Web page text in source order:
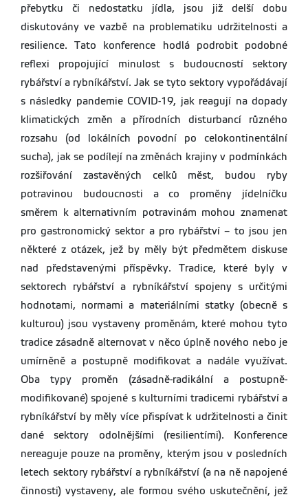
přebytku či nedostatku jídla, jsou již delší dobu
diskutovány ve vazbě na problematiku udržitelnosti a
resilience. Tato konference hodlá podrobit podobné
reflexi propojující minulost s budoucností sektory
rybářství a rybníkářství. Jak se tyto sektory vypořádávají
s následky pandemie COVID-19, jak reagují na dopady
klimatických změn a přírodních disturbancí různého
rozsahu (od lokálních povodní po celokontinentální
sucha), jak se podílejí na změnách krajiny v podmínkách
rozšiřování zastavěných celků měst, budou ryby
potravinou budoucnosti a co proměny jídelníčku
směrem k alternativním potravinám mohou znamenat
pro gastronomický sektor a pro rybářství – to jsou jen
některé z otázek, jež by měly být předmětem diskuse
nad představenými příspěvky. Tradice, které byly v
sektorech rybářství a rybníkářství spojeny s určitými
hodnotami, normami a materiálními statky (obecně s
kulturou) jsou vystaveny proměnám, které mohou tyto
tradice zásadně alternovat v něco úplně nového nebo je
umírněně a postupně modifikovat a nadále využívat.
Oba typy proměn (zásadně-radikální a postupně-
modifikované) spojené s kulturními tradicemi rybářství a
rybníkářství by měly více přispívat k udržitelnosti a činit
dané sektory odolnějšími (resilientími). Konference
nereaguje pouze na proměny, kterým jsou v posledních
letech sektory rybářství a rybníkářství (a na ně napojené
činnosti) vystaveny, ale formou svého uskutečnění, jež